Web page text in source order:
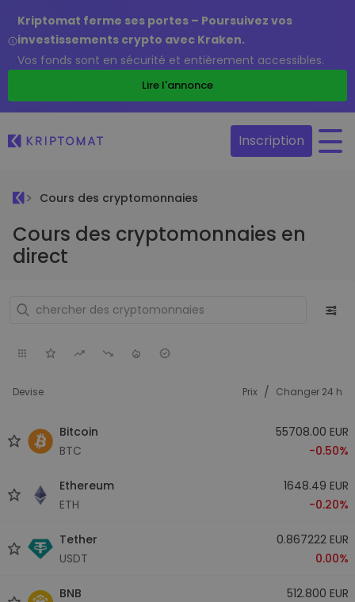
Kriptomat ferme ses portes – Poursuivez vos
investissements crypto avec Kraken.
Vos fonds sont en sécurité et entièrement accessibles.
Lire l'annonce
Inscription
Cours des cryptomonnaies
Cours des cryptomonnaies en
direct
Devise Prix / Changer 24 h
Bitcoin
BTC
55708.00 EUR
-0.50%
Ethereum
ETH
1648.49 EUR
-0.20%
Tether
USDT
0.867222 EUR
0.00%
BNB
512.800 EUR